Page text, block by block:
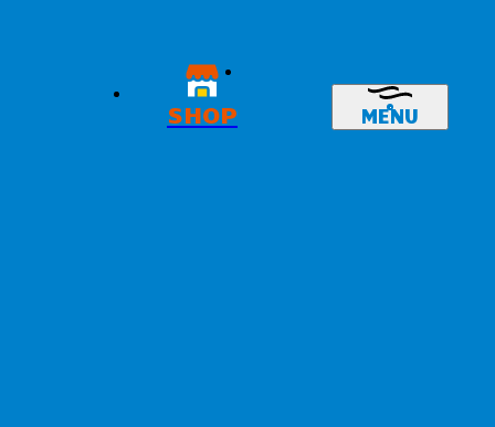
SHOP MENU